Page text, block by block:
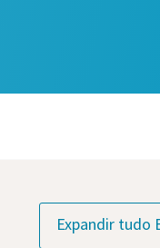
Expandir tudo